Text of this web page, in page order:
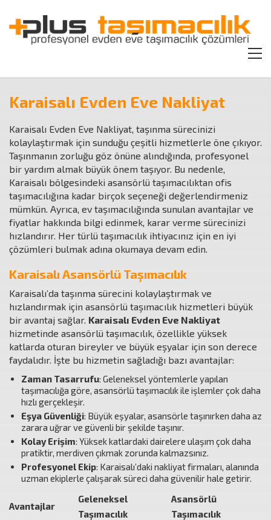
Karaisalı Evden Eve Nakliyat
Karaisalı Evden Eve Nakliyat, taşınma sürecinizi
kolaylaştırmak için sunduğu çeşitli hizmetlerle öne çıkıyor.
Taşınmanın zorluğu göz önüne alındığında, profesyonel
bir yardım almak büyük önem taşıyor. Bu nedenle,
Karaisalı bölgesindeki asansörlü taşımacılıktan ofis
taşımacılığına kadar birçok seçeneği değerlendirmeniz
mümkün. Ayrıca, ev taşımacılığında sunulan avantajlar ve
fiyatlar hakkında bilgi edinmek, karar verme sürecinizi
hızlandırır. Her türlü taşımacılık ihtiyacınız için en iyi
çözümleri bulmak adına okumaya devam edin.
Karaisalı Asansörlü Taşımacılık
Karaisalı’da taşınma sürecini kolaylaştırmak ve
hızlandırmak için asansörlü taşımacılık hizmetleri büyük
bir avantaj sağlar. Karaisalı Evden Eve Nakliyat
hizmetinde asansörlü taşımacılık, özellikle yüksek
katlarda oturan bireyler ve büyük eşyalar için son derece
faydalıdır. İşte bu hizmetin sağladığı bazı avantajlar:
Zaman Tasarrufu: Geleneksel yöntemlerle yapılan
taşımacılığa göre, asansörlü taşımacılık ile işlemler çok daha
hızlı gerçekleşir.
Eşya Güvenliği: Büyük eşyalar, asansörle taşınırken daha az
zarara uğrar ve güvenli bir şekilde taşınır.
Kolay Erişim: Yüksek katlardaki dairelere ulaşım çok daha
pratiktir, merdiven çıkmak zorunda kalmazsınız.
Profesyonel Ekip: Karaisalı’daki nakliyat firmaları, alanında
uzman ekiplerle çalışarak süreci daha güvenilir hale getirir.
Avantajlar
Geleneksel
Taşımacılık
Asansörlü
Taşımacılık